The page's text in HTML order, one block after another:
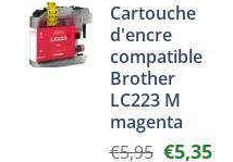
était :
€8,95.
Cartouche
d'encre
compatible
Brother
LC223 M
magenta
€5,95 Le
€5,35Le